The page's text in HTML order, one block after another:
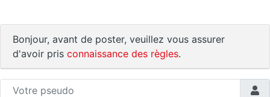
Bonjour, avant de poster, veuillez vous assurer
d'avoir pris connaissance des règles.